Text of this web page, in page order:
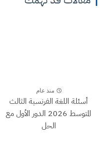
منذ عام
أسئلة اللغة الفرنسية الثالث
المتوسط 2026 الدور الأول مع
الحل